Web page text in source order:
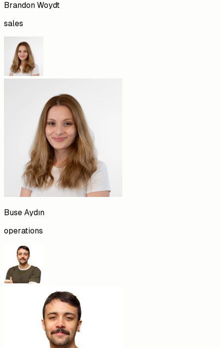
Brandon Woydt
sales
Buse Aydın
operations